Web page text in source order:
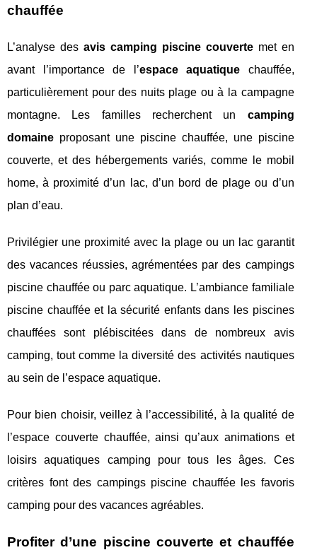
chauffée
L’analyse des avis camping piscine couvertemet en
avant l’importance de l’espace aquatique chauffée,
particulièrement pour des nuits plage ou à la campagne
montagne. Les familles recherchent un camping
domaine proposant une piscine chauffée, une piscine
couverte, et des hébergements variés, comme le mobil
home, à proximité d’un lac, d’un bord de plage ou d’un
plan d’eau.
Privilégier une proximité avec la plage ou un lac garantit
des vacances réussies, agrémentées par des campings
piscine chauffée ou parc aquatique. L’ambiance familiale
piscine chauffée et la sécurité enfants dans les piscines
chauffées sont plébiscitées dans de nombreux avis
camping, tout comme la diversité des activités nautiques
au sein de l’espace aquatique.
Pour bien choisir, veillez à l’accessibilité, à la qualité de
l’espace couverte chauffée, ainsi qu’aux animations et
loisirs aquatiques camping pour tous les âges. Ces
critères font des campings piscine chauffée les favoris
camping pour des vacances agréables.
Profiter d’une piscine couverte et chauffée